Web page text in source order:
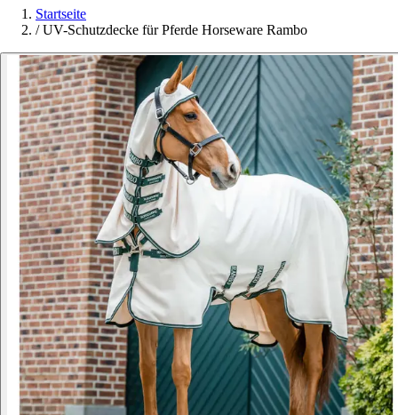
Startseite
/ UV-Schutzdecke für Pferde Horseware Rambo